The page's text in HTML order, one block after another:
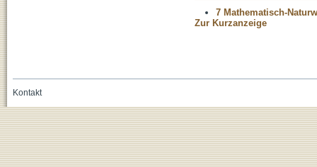
7 Mathematisch-
Zur Kurzanzeige
Kontakt